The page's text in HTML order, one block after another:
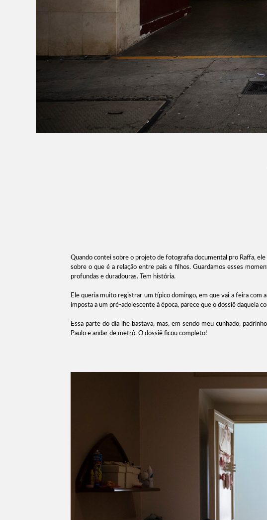
Quando contei sobre o projeto de fotografia documental pro Raffa,
sobre o que é a relação entre pais e filhos. Guardamos esses
profundas e duradouras. Tem história.
Ele queria muito registrar um típico domingo, em que vai a feira com
imposta a um pré-adolescente à época, parece que o dossiê daquela
Essa parte do dia lhe bastava, mas, em sendo meu cunhado,
Paulo e andar de metrô. O dossiê ficou completo!